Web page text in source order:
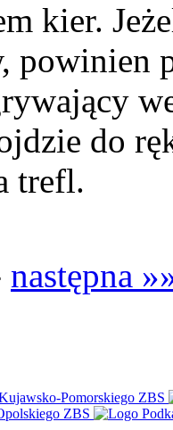
kier.
powinien
do
trefl.
następna